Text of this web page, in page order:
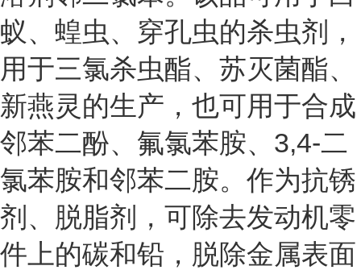
蚁、蝗虫、穿孔虫的杀虫剂，
用于三氯杀虫酯、苏灭菌酯、
新燕灵的生产，也可用于合成
邻苯二酚、氟氯苯胺、3,4-二
氯苯胺和邻苯二胺。作为抗锈
剂、脱脂剂，可除去发动机零
件上的碳和铅，脱除金属表面